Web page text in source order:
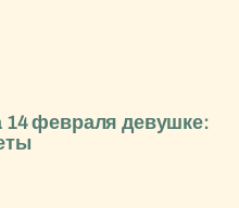
февраля девушке: